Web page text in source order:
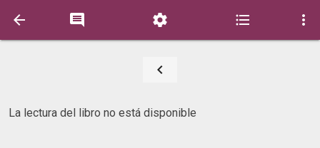
    

La lectura del libro no está disponible